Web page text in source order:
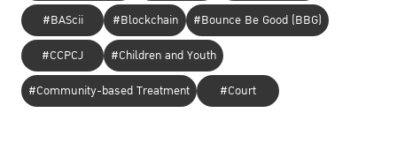
#BAScii
#Blockchain
#Bounce Be Good (BBG)
#CCPCJ
#Children and Youth
#Community-based Treatment
#Court